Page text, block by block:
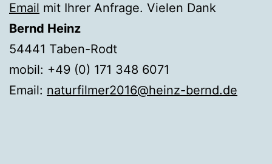
Email mit Ihrer Anfrage. Vielen Dank
Bernd Heinz
54441 Taben-Rodt
mobil: +49 (0) 171 348 6071
Email: naturfilmer2016@heinz-bernd.de